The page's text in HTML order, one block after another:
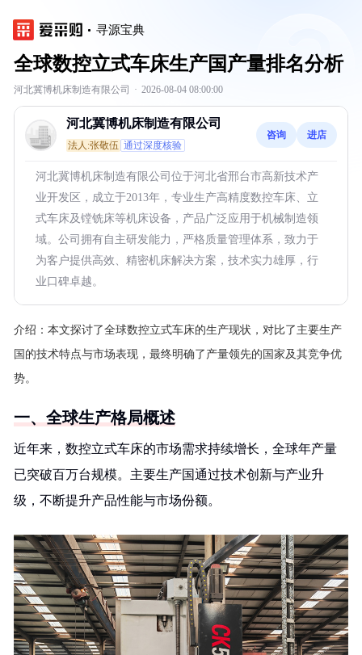
寻源宝典
全球数控立式车床生产国产量排名分析
河北冀博机床制造有限公司 · 2026-08-04 08:00:00
河北冀博机床制造有限公司
法人:张敬伍 通过深度核验
咨询 进店
河北冀博机床制造有限公司位于河北省邢台市高新技术产
业开发区，成立于2013年，专业生产高精度数控车床、立
式车床及镗铣床等机床设备，产品广泛应用于机械制造领
域。公司拥有自主研发能力，严格质量管理体系，致力于
为客户提供高效、精密机床解决方案，技术实力雄厚，行
业口碑卓越。
介绍： 本文探讨了全球数控立式车床的生产现状，对比了主要生产
国的技术特点与市场表现，最终明确了产量领先的国家及其竞争优
势。
一、全球生产格局概述
近年来，数控立式车床的市场需求持续增长，全球年产量
已突破百万台规模。主要生产国通过技术创新与产业升
级，不断提升产品性能与市场份额。